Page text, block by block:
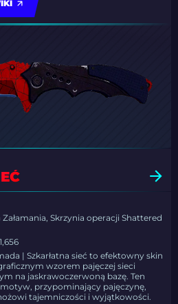
Załamania, Skrzynia operacji Shattered
| Szkarłatna sieć to efektowny skin
wzorem pajęczej sieci
na jaskrawoczerwoną bazę. Ten
motyw, przypominający pajęczynę,
tajemniczości i wyjątkowości.